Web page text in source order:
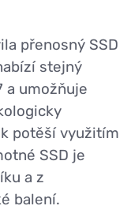
přenosný SSD
stejný
a umožňuje
potěší využitím
SSD je
a z
balení.